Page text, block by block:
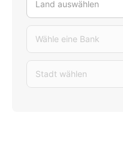
Land auswählen
Wähle eine Bank
Stadt wählen